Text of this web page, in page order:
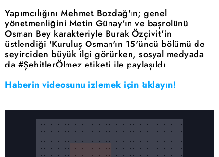
Yapımcılığını Mehmet Bozdağ'ın; genel
yönetmenliğini Metin Günay'ın ve başrolünü
Osman Bey karakteriyle Burak Özçivit'in
üstlendiği 'Kuruluş Osman'ın 15'üncü bölümü de
seyirciden büyük ilgi görürken, sosyal medyada
da #ŞehitlerÖlmez etiketi ile paylaşıldı
Haberin videosunu izlemek için tıklayın!